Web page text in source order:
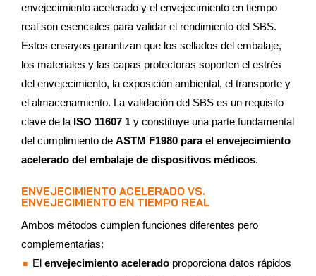
envejecimiento acelerado y el envejecimiento en tiempo
real son esenciales para validar el rendimiento del SBS.
Estos ensayos garantizan que los sellados del embalaje,
los materiales y las capas protectoras soporten el estrés
del envejecimiento, la exposición ambiental, el transporte y
el almacenamiento. La validación del SBS es un requisito
clave de la ISO 11607 1 y constituye una parte fundamental
del cumplimiento de ASTM F1980 para el envejecimiento
acelerado del embalaje de dispositivos médicos.
ENVEJECIMIENTO ACELERADO VS.
ENVEJECIMIENTO EN TIEMPO REAL
Ambos métodos cumplen funciones diferentes pero
complementarias:
El envejecimiento acelerado proporciona datos rápidos